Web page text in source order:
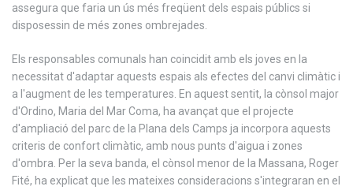
assegura que faria un ús més freqüent dels espais públics si
disposessin de més zones ombrejades.
Els responsables comunals han coincidit amb els joves en la
necessitat d'adaptar aquests espais als efectes del canvi climàtic i
a l'augment de les temperatures. En aquest sentit, la cònsol major
d'Ordino, Maria del Mar Coma, ha avançat que el projecte
d'ampliació del parc de la Plana dels Camps ja incorpora aquests
criteris de confort climàtic, amb nous punts d'aigua i zones
d'ombra. Per la seva banda, el cònsol menor de la Massana, Roger
Fité, ha explicat que les mateixes consideracions s'integraran en el